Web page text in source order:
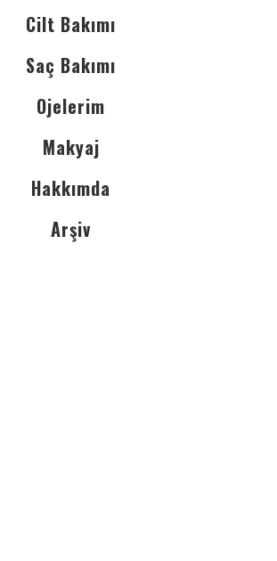
Cilt Bakımı
Saç Bakımı
Ojelerim
Makyaj
Hakkımda
Arşiv